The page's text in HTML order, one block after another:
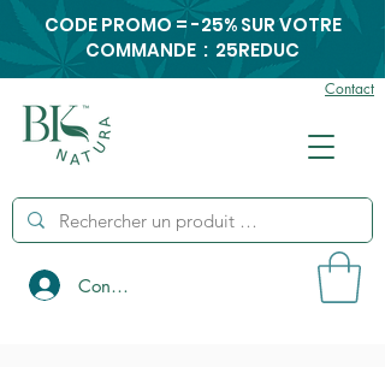
Contact
Connexion
CODE PROMO = -25% SUR VOTRE
COMMANDE : 25REDUC